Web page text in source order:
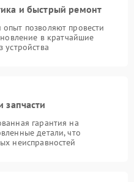
и быстрый ремонт
позволяют провести
в кратчайшие
запчасти
гарантия на
детали, что
неисправностей